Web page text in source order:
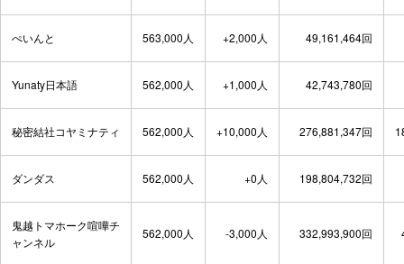
ぺいんと 563,000人 +2,000人 49,161,464回
Yunaty日本語 562,000人 +1,000人 42,743,780回
秘密結社コヤミナティ 562,000人 +10,000人 276,881,347回
ダンダス 562,000人 +0人 198,804,732回
鬼越トマホーク喧嘩チ
ャンネル
562,000人 -3,000人 332,993,900回